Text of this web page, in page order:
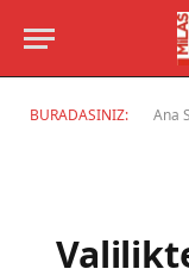
BURADASINIZ: Ana